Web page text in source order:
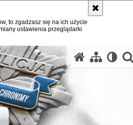
to zgadzasz się na ich użycie
ustawienia przeglądarki